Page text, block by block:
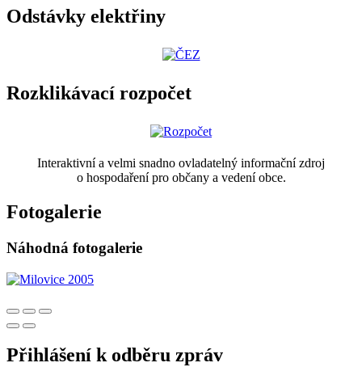
Odstávky elektřiny
Rozklikávací rozpočet
Interaktivní a velmi snadno ovladatelný informační zdroj
o hospodaření pro občany a vedení obce.
Fotogalerie
Náhodná fotogalerie
Přihlášení k odběru zpráv